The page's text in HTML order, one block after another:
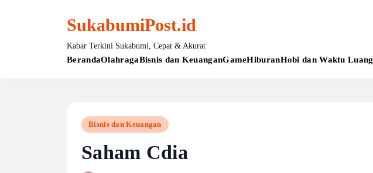
SukabumiPost.id
Kabar Terkini Sukabumi, Cepat & Akurat
BerandaOlahragaBisnis dan KeuanganGameHiburanHobi dan Waktu Luang
Bisnis dan Keuangan
Saham Cdia